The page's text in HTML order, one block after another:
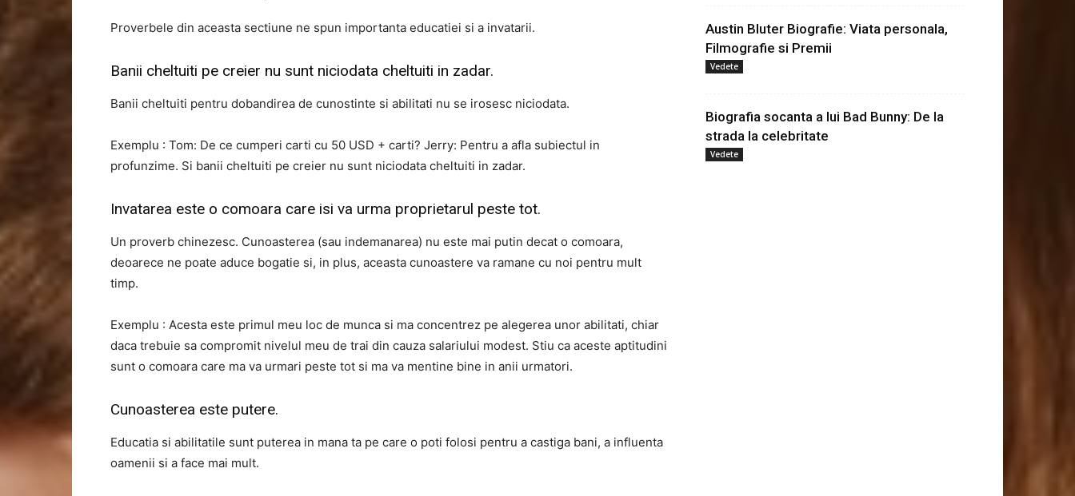
Proverbele din aceasta sectiune ne spun importanta educatiei si a invatarii.
Banii cheltuiti pe creier nu sunt niciodata cheltuiti in zadar.
Banii cheltuiti pentru dobandirea de cunostinte si abilitati nu se irosesc niciodata.
Exemplu : Tom: De ce cumperi carti cu 50 USD + carti? Jerry: Pentru a afla subiectul in
profunzime. Si banii cheltuiti pe creier nu sunt niciodata cheltuiti in zadar.
Invatarea este o comoara care isi va urma proprietarul peste tot.
Un proverb chinezesc. Cunoasterea (sau indemanarea) nu este mai putin decat o comoara,
deoarece ne poate aduce bogatie si, in plus, aceasta cunoastere va ramane cu noi pentru mult
timp.
Exemplu : Acesta este primul meu loc de munca si ma concentrez pe alegerea unor abilitati, chiar
daca trebuie sa compromit nivelul meu de trai din cauza salariului modest. Stiu ca aceste aptitudini
sunt o comoara care ma va urmari peste tot si ma va mentine bine in anii urmatori.
Cunoasterea este putere.
Educatia si abilitatile sunt puterea in mana ta pe care o poti folosi pentru a castiga bani, a influenta
oamenii si a face mai mult.
Austin Bluter Biografie: Viata personala,
Filmografie si Premii
Vedete
Biografia socanta a lui Bad Bunny: De la
strada la celebritate
Vedete